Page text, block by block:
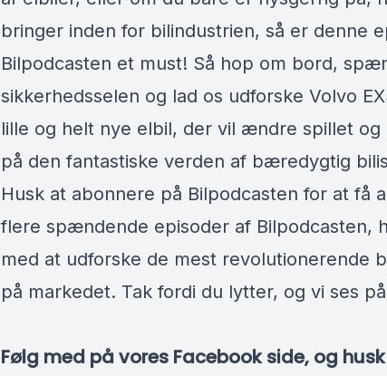
bringer inden for bilindustrien, så er denne
Bilpodcasten et must! Så hop om bord,
sikkerhedsselen og lad os udforske Volvo
lille og helt nye elbil, der vil ændre spillet og
på den fantastiske verden af bæredygtig
Husk at abonnere på Bilpodcasten for at få
flere spændende episoder af Bilpodcasten,
med at udforske de mest revolutionerende
på markedet. Tak fordi du lytter, og vi ses
Følg med på vores Facebook side, og